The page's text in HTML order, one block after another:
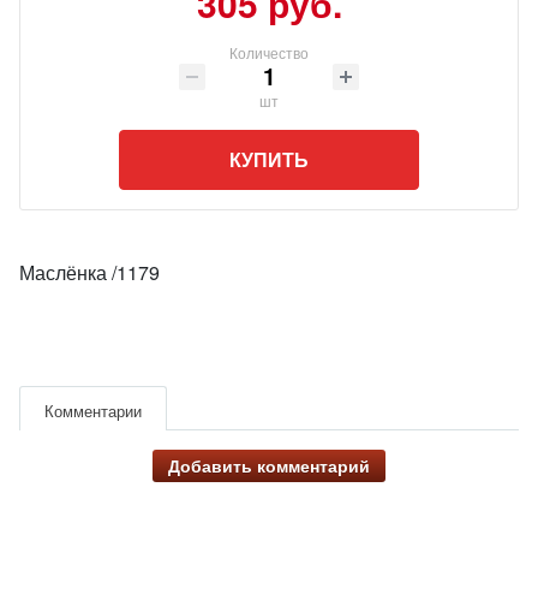
Количество
шт
КУПИТЬ
Маслёнка /1179
Комментарии
Добавить комментарий